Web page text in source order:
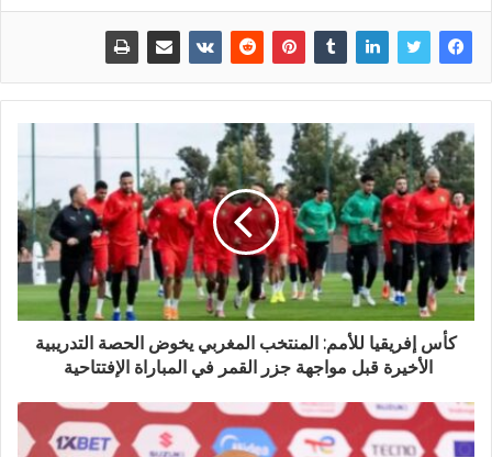
كأس إفريقيا للأمم: المنتخب المغربي يخوض الحصة التدريبية
الأخيرة قبل مواجهة جزر القمر في المباراة الإفتتاحية